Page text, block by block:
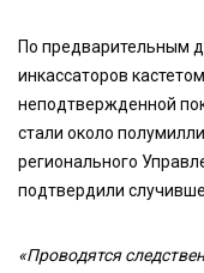
По предварительным
инкассаторов
неподтвержденной
стали около
регионального
подтвердили
«Проводятся